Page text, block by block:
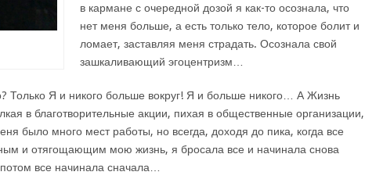
в кармане с очередной дозой я как-то осознала, что
нет меня больше, а есть только тело, которое болит и
ломает, заставляя меня страдать. Осознала свой
зашкаливающий эгоцентризм…
Я и никого больше вокруг! Я и больше никого… А Жизнь
в благотворительные акции, пихая в общественные организации,
было много мест работы, но всегда, доходя до пика, когда все
и отягощающим мою жизнь, я бросала все и начинала снова
все начинала сначала…